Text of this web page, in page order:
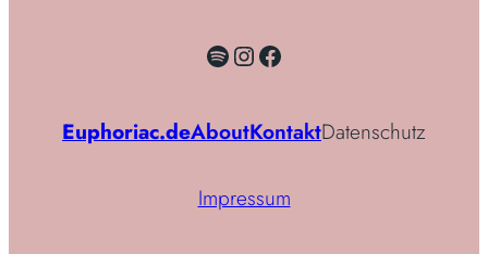
Spotify
Instagram
Facebook
Euphoriac.deAboutKontaktDatenschutz
Impressum